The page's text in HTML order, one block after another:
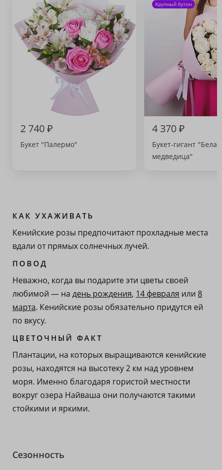
2 740 ₽
Букет "Палермо"
Крупный бутон
4 370 ₽
Букет-гигант "Белая
медведица"
КАК УХАЖИВАТЬ
Кенийские розы предпочитают прохладные места
вдали от прямых солнечных лучей.
ПОВОД
Неважно, когда вы подарите эти цветы своей
любимой — на день рождения, 14 февраля или 8
марта. Кенийские розы обязательно придутся ей
по вкусу.
ЦВЕТОЧНЫЙ ФАКТ
Плантации, на которых выращиваются кенийские
розы, находятся на высотеку 2 км над уровнем
моря. Именно благодаря гористой местности
вокруг озера Найваша они получаются такими
стойкими и яркими.
Сезонность